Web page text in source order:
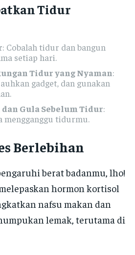
Tidur
: Cobalah tidur dan bangun
setiap hari.
Tidur yang Nyaman:
gadget, dan gunakan
Gula Sebelum Tidur:
mengganggu tidurmu.
Berlebihan
berat badanmu, lho!
hormon kortisol
nafsu makan dan
lemak, terutama di